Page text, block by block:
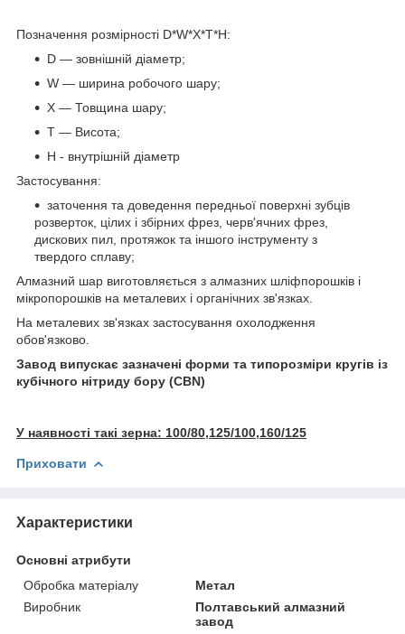
Позначення розмірності D*W*X*T*H:
D — зовнішній діаметр;
W — ширина робочого шару;
X — Товщина шару;
T — Висота;
H - внутрішній діаметр
Застосування:
заточення та доведення передньої поверхні зубців
розверток, цілих і збірних фрез, черв'ячних фрез,
дискових пил, протяжок та іншого інструменту з
твердого сплаву;
Алмазний шар виготовляється з алмазних шліфпорошків і
мікропорошків на металевих і органічних зв'язках.
На металевих зв'язках застосування охолодження
обов'язково.
Завод випускає зазначені форми та типорозміри кругів із
кубічного нітриду бору (CBN)
У наявності такі зерна: 100/80,125/100,160/125
Приховати
Характеристики
Основні атрибути
Обробка матеріалу
Метал
Виробник
Полтавський алмазний
завод